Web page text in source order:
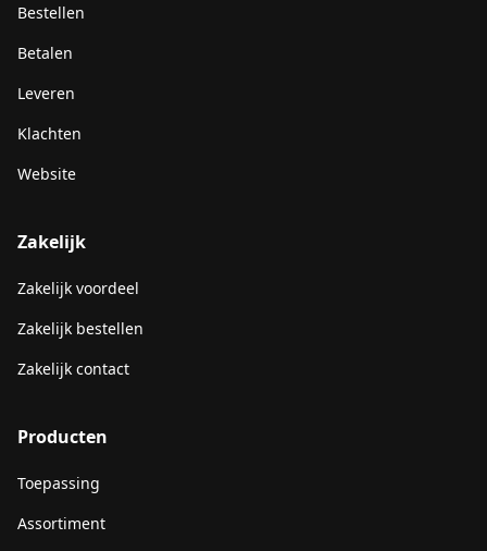
Bestellen
Betalen
Leveren
Klachten
Website
Zakelijk
Zakelijk voordeel
Zakelijk bestellen
Zakelijk contact
Producten
Toepassing
Assortiment